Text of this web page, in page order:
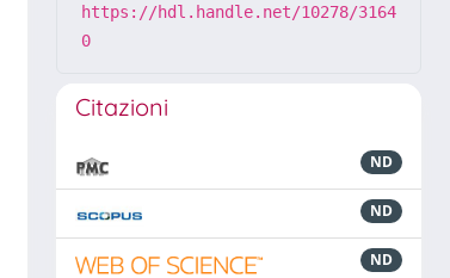
https://hdl.handle.net/10278/3164
0
Citazioni
ND
ND
ND